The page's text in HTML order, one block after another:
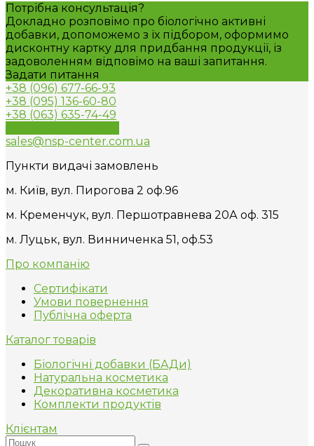
Потрібна консультація?
Докладно розповімо про біологічно активні
добавки, допоможемо з їх підбором, оформимо
дисконтну картку для придбання продукції, із
задоволенням відповімо на ваші запитання.
Задати питання
+38 (096) 677-66-93
+38 (095) 136-60-80
+38 (063) 635-74-49
sales@nsp-center.com.ua
Пункти видачі замовлень
м. Київ, вул. Пирогова 2 оф.96
м. Кременчук, вул. Першотравнева 20А оф. 315
м. Луцьк, вул. Винниченка 51, оф.53
Про компанію
Сертифікати
Умови повернення
Публічна оферта
Каталог товарів
Біологічні добавки (БАДи)
Натуральна косметика
Декоративна косметика
Комплекти продуктів
Клієнтам